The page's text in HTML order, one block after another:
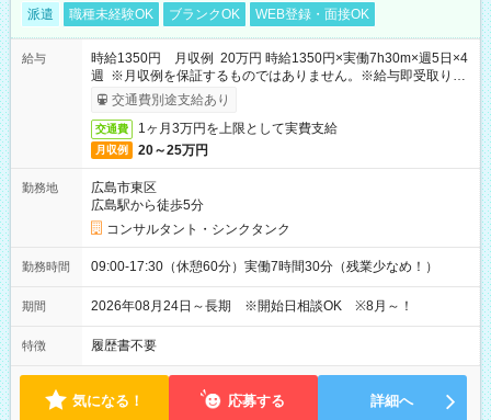
派遣 職種未経験OK ブランクOK WEB登録・面接OK
給与
時給1350円 月収例 20万円 時給1350円×実働7h30m×週5日×4
週 ※月収例を保証するものではありません。※給与即受取りサ
ービス利用可（利用条件有）
交通費別途支給あり
交通費 1ヶ月3万円を上限として実費支給
月収例 20～25万円
勤務地
広島市東区
広島駅から徒歩5分
コンサルタント・シンクタンク
勤務時間 09:00-17:30（休憩60分）実働7時間30分（残業少なめ！）
期間 2026年08月24日～長期 ※開始日相談OK ※8月～！
特徴 履歴書不要
気になる！ 応募する 詳細へ